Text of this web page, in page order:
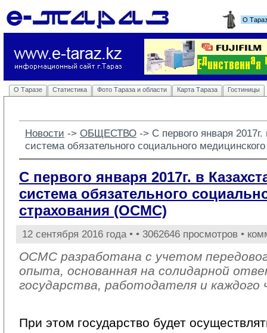
О
О Таразе Статистика Фото Тараза и области Карта Тараза Гостиницы
Новости -> ОБЩЕСТВО -> С первого января
система обязательного социального
С первого января 2017г. в
система обязательного
страхования (ОСМС)
12 сентября 2016 года • • 3062646 просмотров •
ОСМС разработана с учетом
опыта, основанная на солидарной
государства, работодателя и каждого
При этом государство будет